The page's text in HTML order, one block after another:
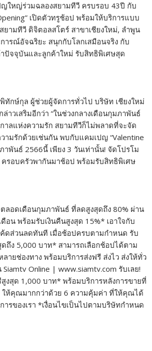
ใหญ่ร่วมฉลองสยามทีวี ครบรอบ 43ปี กับ
เปิดตัวทรูช้อป พร้อมให้บริการแบบ
ยามทีวี ดิจิตอลสโตร์ สาขาเชียงใหม่, ลำพูน
ารณ์อัจฉริยะ สนุกกับโลกเสมือนจริง กับ
าปัจจุบันและลูกค้าใหม่ รับสิทธิพิเศษสุด
กษ์กุล ผู้ช่วยผู้จัดการทั่วไป บริษัท เชียงใหม่
าวเสริมอีกว่า “ในช่วงกลางเดือนกุมภาพันธ์
าลแห่งความรัก สยามทีวีก็ไม่พลาดที่จะจัด
ามรักด้วยเช่นกัน พบกับแคมเปญ “Valentine
าพันธ์ 2566นี้ เพียง 3 วันเท่านั้น! จัดโปรโม
รอบครัวพากันมาช้อป พร้อมรับสิทธิพิเศษ
ลอดเดือนกุมภาพันธ์ ที่ลดสูงสุดถึง 80% ผ่าน
อน พร้อมรับเงินคืนสูงสุด 15%* เอาใจกับ
ดส่วนลดทันที เมื่อช้อปครบตามกำหนด รับ
ดถึง 5,000 บาท* สามารถเลือกช้อปได้ตาม
ายช่องทาง พร้อมบริการส่งฟรี ส่งไว ส่งให้ทั่ว
Online | www.siamtv.com รับเลย!
งสุด 1,000 บาท* พร้อมบริการหลังการขายที่
ให้คุณมากกว่าด้วย 6 ความคุ้มค่า ที่ให้คุณได้
ารของเรา *เงื่อนไขเป็นไปตามบริษัทกำหนด